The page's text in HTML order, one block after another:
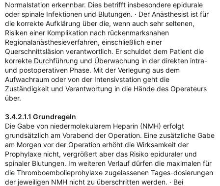
Normalstation erkennbar. Dies betrifft insbesondere epidurale
oder spinale Infektionen und Blutungen. · Der Anästhesist ist für
die korrekte Aufklärung über die, wenn auch sehr seltenen,
Risiken einer Komplikation nach rückenmarksnahen
Regionalanästhesieverfahren, einschließlich einer
Querschnittsläsion verantwortlich. Er schuldet dem Patient die
korrekte Durchführung und Überwachung in der direkten intra-
und postoperativen Phase. Mit der Verlegung aus dem
Aufwachraum oder von der Intensivstation geht die
Zuständigkeit und Verantwortung in die Hände des Operateurs
über.
3.4.2.1.1 Grundregeln
Die Gabe von niedermolekularem Heparin (NMH) erfolgt
grundsätzlich am Vorabend der Operation. Eine zusätzliche Gabe
am Morgen vor der Operation erhöht die Wirksamkeit der
Prophylaxe nicht, vergrößert aber das Risiko epiduraler und
spinaler Blutungen. Im weiteren Verlauf dürfen die maximalen für
die Thromboembolieprohylaxe zugelassenen Tages-dosierungen
der jeweiligen NMH nicht zu überschritten werden. · Bei